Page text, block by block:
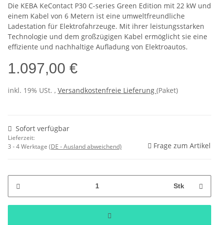
Die KEBA KeContact P30 C-series Green Edition mit 22 kW und
einem Kabel von 6 Metern ist eine umweltfreundliche
Ladestation für Elektrofahrzeuge. Mit ihrer leistungsstarken
Technologie und dem großzügigen Kabel ermöglicht sie eine
effiziente und nachhaltige Aufladung von Elektroautos.
1.097,00 €
inkl. 19% USt. , Versandkostenfreie Lieferung (Paket)
Sofort verfügbar
Lieferzeit:
3 - 4 Werktage (DE - Ausland abweichend) Frage zum Artikel
Stk